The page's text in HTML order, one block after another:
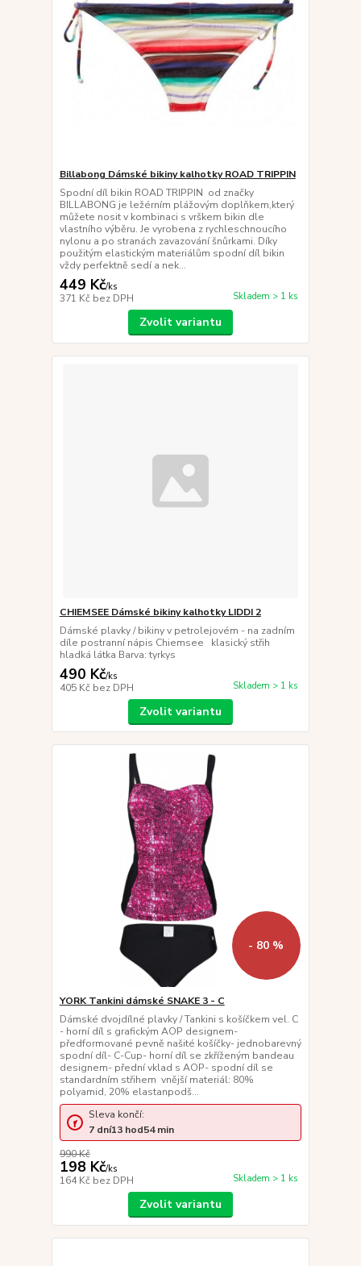
Billabong Dámské bikiny kalhotky ROAD TRIPPIN
Spodní díl bikin ROAD TRIPPIN od značky
BILLABONG je ležérním plážovým doplňkem,který
můžete nosit v kombinaci s vrškem bikin dle
vlastního výběru. Je vyrobena z rychleschnoucího
nylonu a po stranách zavazování šnůrkami. Díky
použitým elastickým materiálům spodní díl bikin
vždy perfektně sedí a nek...
449 Kč/ks
371 Kč bez DPH Skladem > 1 ks
Zvolit variantu
CHIEMSEE Dámské bikiny kalhotky LIDDI 2
Dámské plavky / bikiny v petrolejovém - na zadním
díle postranní nápis Chiemsee klasický střih
hladká látka Barva: tyrkys
490 Kč/ks
405 Kč bez DPH Skladem > 1 ks
Zvolit variantu
- 80 %
YORK Tankini dámské SNAKE 3 - C
Dámské dvojdílné plavky / Tankini s košíčkem vel. C
- horní díl s grafickým AOP designem-
předformované pevně našité košíčky- jednobarevný
spodní díl- C-Cup- horní díl se zkříženým bandeau
designem- přední vklad s AOP- spodní díl se
standardním střihem vnější materiál: 80%
polyamid, 20% elastanpodš...
990 Kč
198 Kč/ks
164 Kč bez DPH Skladem > 1 ks
Sleva končí:
7 dní13 hod54min
Zvolit variantu